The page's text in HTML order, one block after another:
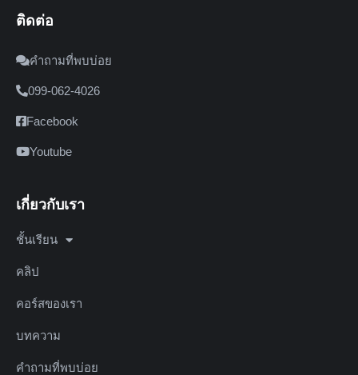
ติดต่อ
คำถามที่พบบ่อย
099-062-4026
Facebook
Youtube
เกี่ยวกับเรา
ชั้นเรียน
คลิป
คอร์สของเรา
บทความ
คำถามที่พบบ่อย